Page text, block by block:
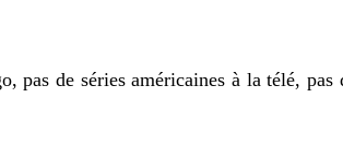
pas de séries américaines à la télé,